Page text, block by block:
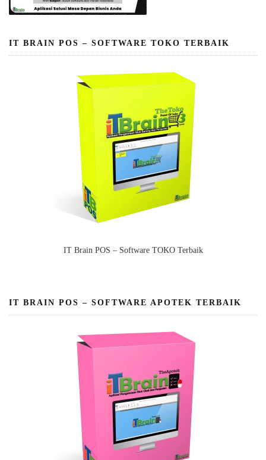
IT BRAIN POS – SOFTWARE TOKO TERBAIK
IT Brain POS – Software TOKO Terbaik
IT BRAIN POS – SOFTWARE APOTEK TERBAIK